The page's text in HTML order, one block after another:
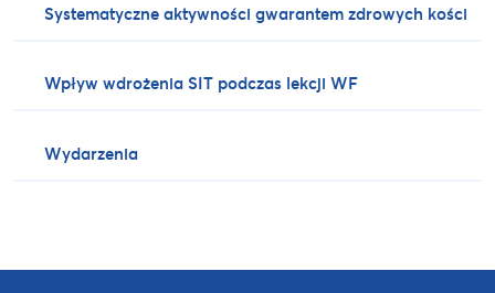
Systematyczne aktywności gwarantem zdrowych kości
Wpływ wdrożenia SIT podczas lekcji WF
Wydarzenia